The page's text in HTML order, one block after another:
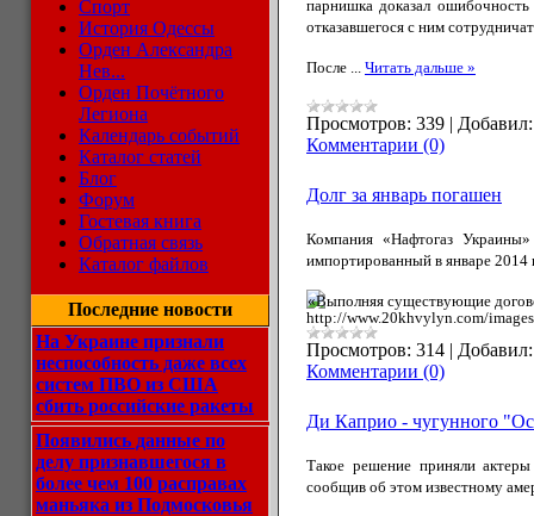
Спорт
История Одессы
Орден Александра
Нев...
Орден Почётного
Легиона
Календарь событий
Каталог статей
Блог
Форум
Гостевая книга
Обратная связь
Каталог файлов
Последние новости
На Украине признали
неспособность даже всех
систем ПВО из США
сбить российские ракеты
Появились данные по
делу признавшегося в
более чем 100 расправах
маньяка из Подмосковья
парнишка доказал
отказавшегося с ним
После ... Читать дальше »
Просмотров: 339 | Добавил:
Комментарии (0)
Долг за январь погашен
Компания «Нафтогаз
импортированный в январе 2014
«Выполняя существующие
Просмотров: 314 | Добавил:
Комментарии (0)
Ди Каприо - чугунного
Такое решение приняли
сообщив об этом известному